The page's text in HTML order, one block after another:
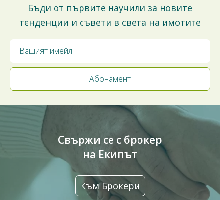
Бъди от първите научили за новите
тенденции и съвети в света на имотите
Свържи се с брокер
на Екипът
Към Брокери